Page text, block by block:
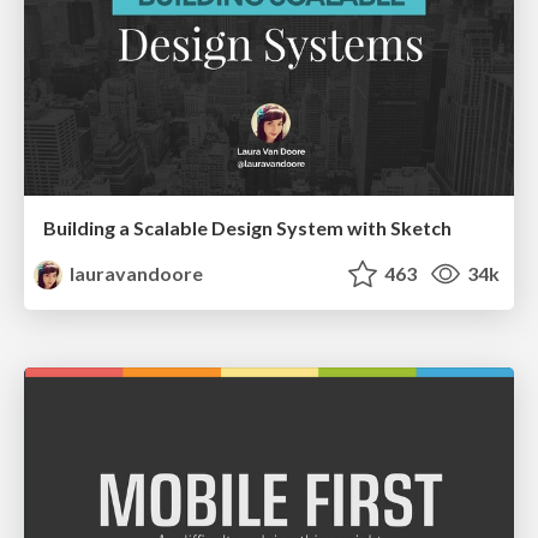
Building a Scalable Design System with Sketch
lauravandoore
463 34k